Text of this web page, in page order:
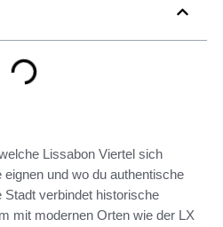
Lissabon Viertel sich
und wo du authentische
verbindet historische
mit modernen Orten wie der LX